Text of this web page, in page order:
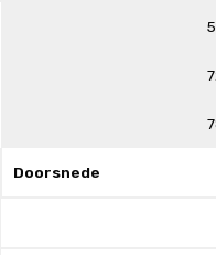
Doorsnede